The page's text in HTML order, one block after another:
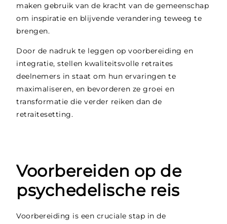
maken gebruik van de kracht van de gemeenschap
om inspiratie en blijvende verandering teweeg te
brengen.
Door de nadruk te leggen op voorbereiding en
integratie, stellen kwaliteitsvolle retraites
deelnemers in staat om hun ervaringen te
maximaliseren, en bevorderen ze groei en
transformatie die verder reiken dan de
retraitesetting.
Voorbereiden op de
psychedelische reis
Voorbereiding is een cruciale stap in de